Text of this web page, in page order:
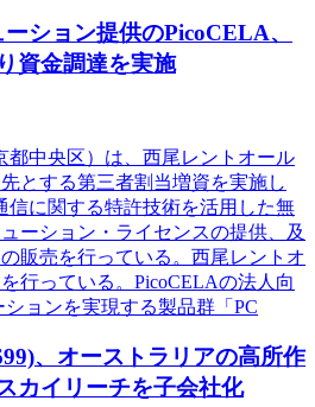
ション提供のPicoCELA、
資金調達を実施
都中央区）は、西尾レントオール
とする第三者割当増資を実施し
信に関する特許技術を活用した無
ーション・ライセンスの提供、及
販売を行っている。西尾レントオ
行っている。PicoCELAの法人向
ョンを実現する製品群「PC
、オーストラリアの高所作
カイリーチを子会社化